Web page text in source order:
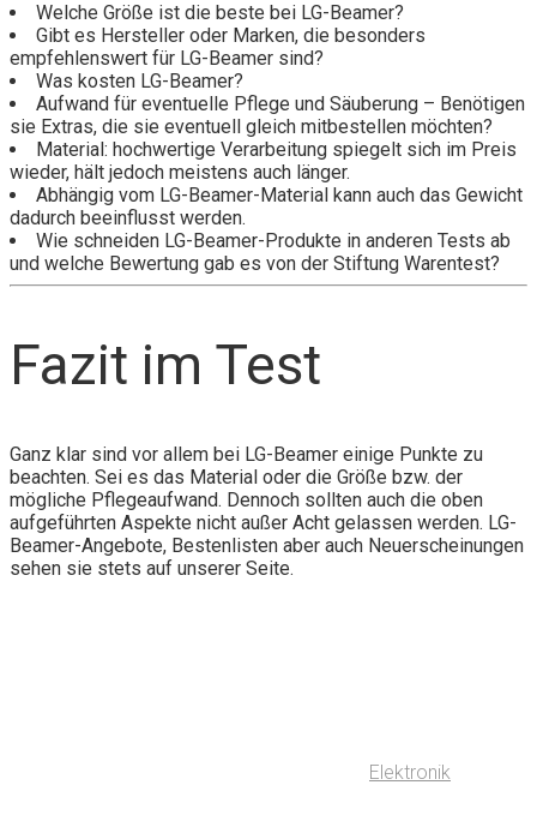
Welche Größe ist die beste bei LG-Beamer?
Gibt es Hersteller oder Marken, die besonders
empfehlenswert für LG-Beamer sind?
Was kosten LG-Beamer?
Aufwand für eventuelle Pflege und Säuberung – Benötigen
sie Extras, die sie eventuell gleich mitbestellen möchten?
Material: hochwertige Verarbeitung spiegelt sich im Preis
wieder, hält jedoch meistens auch länger.
Abhängig vom LG-Beamer-Material kann auch das Gewicht
dadurch beeinflusst werden.
Wie schneiden LG-Beamer-Produkte in anderen Tests ab
und welche Bewertung gab es von der Stiftung Warentest?
Fazit im Test
Ganz klar sind vor allem bei LG-Beamer einige Punkte zu
beachten. Sei es das Material oder die Größe bzw. der
mögliche Pflegeaufwand. Dennoch sollten auch die oben
aufgeführten Aspekte nicht außer Acht gelassen werden. LG-
Beamer-Angebote, Bestenlisten aber auch Neuerscheinungen
sehen sie stets auf unserer Seite.
Elektronik